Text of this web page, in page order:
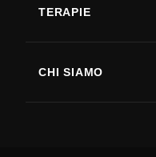
Malattia di Parkinson
Artrite
TERAPIE
CHI SIAMO